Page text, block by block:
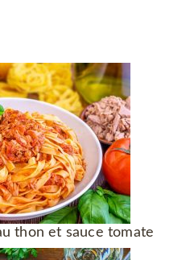
thon et sauce tomate